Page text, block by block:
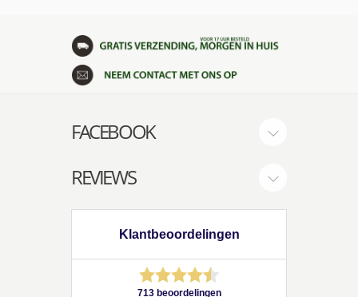
FACEBOOK
REVIEWS
Klantbeoordelingen
713 beoordelingen